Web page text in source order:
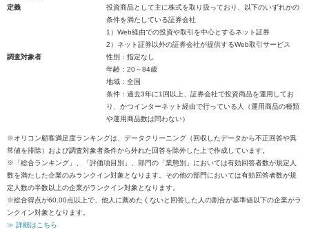
定義
投資商品として主に株式を取り扱っており、以下のいずれかの
条件を満たしている証券会社
1）Web経由での投資や取引を中心とするネット証券
2）ネット証券以外の証券会社が提供するWeb取引サービス
調査対象者
性別：指定なし
年齢：20～84歳
地域：全国
条件：過去3年に1回以上、証券会社で投資商品を運用してお
り、かつインターネット経由で行っている人（運用商品の種類
や運用商品数は問わない）
※オリコン顧客満足度ランキングは、データクリーニング（回収したデータから不正回答や異
常値を排除）および調査対象者条件から外れた回答を除外した上で作成しています。
※「総合ランキング」、「評価項目別」、部門の「業態別」においては有効回答者数が規定人
数を満たした企業のみランクイン対象となります。その他の部門においては有効回答者数が規
定人数の半数以上の企業がランクイン対象となります。
※総合得点が60.00点以上で、他人に薦めたくないと回答した人の割合が基準値以下の企業がラ
ンクイン対象となります。
≫ 詳細はこちら